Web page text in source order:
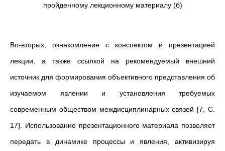
пройденному лекционному материалу (б)
Во-вторых, ознакомление с конспектом и презентацией
лекции, а также ссылкой на рекомендуемый внешний
источник для формирования объективного представления об
изучаемом явлении и установления требуемых
современным обществом междисциплинарных связей [7, C.
17]. Использование презентационного материала позволяет
передать в динамике процессы и явления, активизируя